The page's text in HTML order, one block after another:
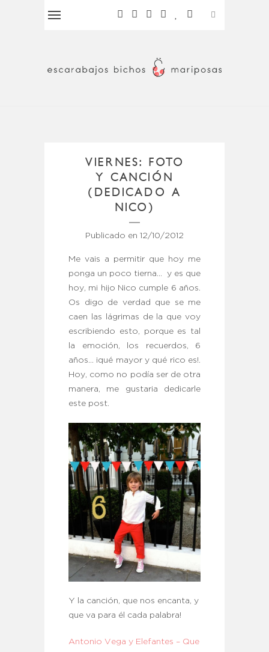
VIERNES: FOTO
Y CANCIÓN
(DEDICADO A
NICO)
Publicado en 12/10/2012
Me vais a permitir que hoy me
ponga un poco tierna… y es que
hoy, mi hijo Nico cumple 6 años.
Os digo de verdad que se me
caen las lágrimas de la que voy
escribiendo esto, porque es tal
la emoción, los recuerdos, 6
años… ¡qué mayor y qué rico es!.
Hoy, como no podía ser de otra
manera, me gustaria dedicarle
este post.
Y la canción, que nos encanta, y
que va para él cada palabra!
Antonio Vega y Elefantes – Que